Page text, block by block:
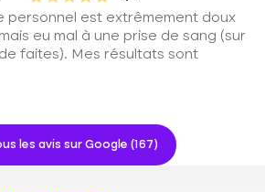
personnel est extrêmement doux
eu mal à une prise de sang (sur
faites). Mes résultats sont
les avis sur Google (167)